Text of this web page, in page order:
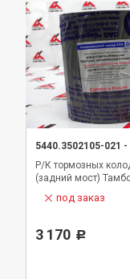
5440.3502105-021 -
Р/К тормозных
(задний мост)
под заказ
3 170 Р